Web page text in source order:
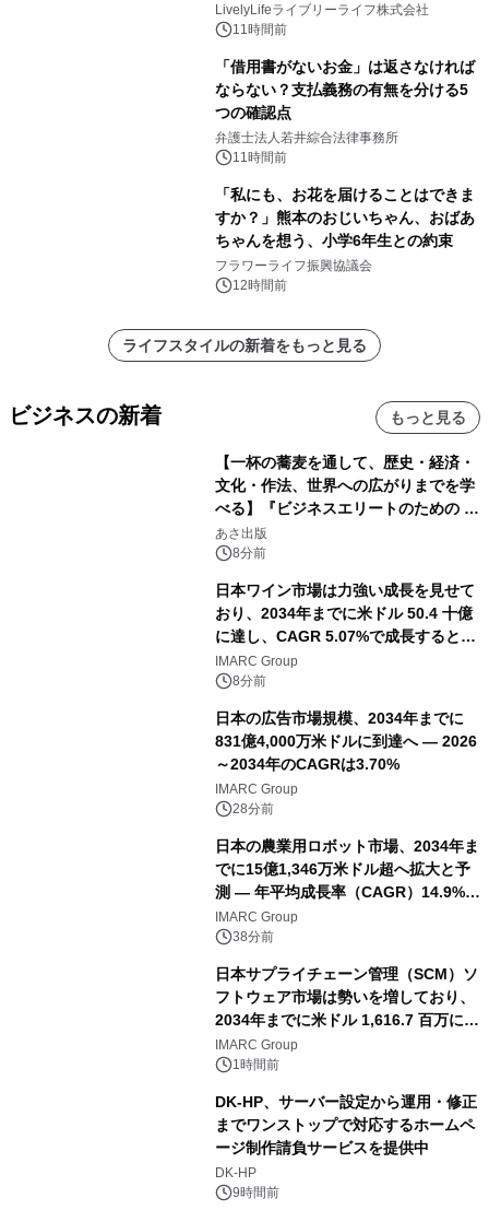
LivelyLifeライブリーライフ株式会社
11時間前
「借用書がないお金」は返さなければ
ならない？支払義務の有無を分ける5
つの確認点
弁護士法人若井綜合法律事務所
11時間前
「私にも、お花を届けることはできま
すか？」熊本のおじいちゃん、おばあ
ちゃんを想う、小学6年生との約束
フラワーライフ振興協議会
12時間前
ライフスタイルの新着をもっと見る
ビジネスの新着 もっと見る
【一杯の蕎麦を通して、歴史・経済・
文化・作法、世界への広がりまでを学
べる】『ビジネスエリートのための 教
養としての蕎麦』2026年8月25日
（火）発売
あさ出版
8分前
日本ワイン市場は力強い成長を見せて
おり、2034年までに米ドル 50.4 十億
に達し、CAGR 5.07%で成長すると予
測IMARC Group
8分前
日本の広告市場規模、2034年までに
831億4,000万米ドルに到達へ ― 2026
～2034年のCAGRは3.70%
IMARC Group
28分前
日本の農業用ロボット市場、2034年ま
でに15億1,346万米ドル超へ拡大と予
測 ― 年平均成長率（CAGR）14.9%を
記録
IMARC Group
38分前
日本サプライチェーン管理（SCM）ソ
フトウェア市場は勢いを増しており、
2034年までに米ドル 1,616.7 百万に達
し、CAGR 3.42%で成長すると予測
IMARC Group
1時間前
DK-HP、サーバー設定から運用・修正
までワンストップで対応するホームペ
ージ制作請負サービスを提供中
DK-HP
9時間前